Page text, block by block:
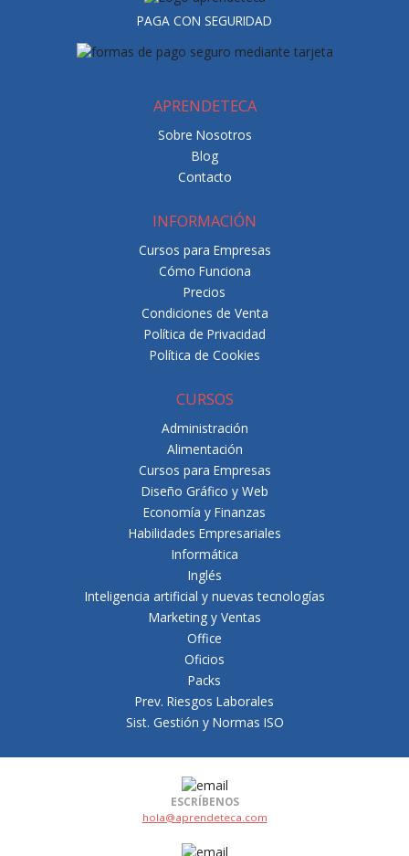
PAGA CON SEGURIDAD
APRENDETECA
Sobre Nosotros
Blog
Contacto
INFORMACIÓN
Cursos para Empresas
Cómo Funciona
Precios
Condiciones de Venta
Política de Privacidad
Política de Cookies
CURSOS
Administración
Alimentación
Cursos para Empresas
Diseño Gráfico y Web
Economía y Finanzas
Habilidades Empresariales
Informática
Inglés
Inteligencia artificial y nuevas tecnologías
Marketing y Ventas
Office
Oficios
Packs
Prev. Riesgos Laborales
Sist. Gestión y Normas ISO
ESCRÍBENOS
hola@aprendeteca.com